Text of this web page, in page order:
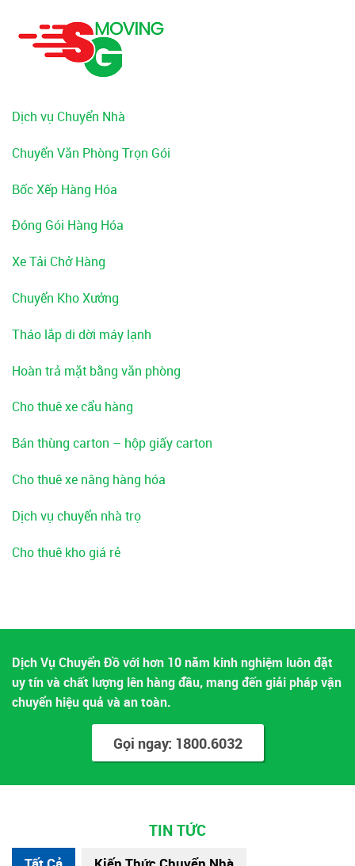
Dịch vụ Chuyển Nhà
Chuyển Văn Phòng Trọn Gói
Bốc Xếp Hàng Hóa
Đóng Gói Hàng Hóa
Xe Tải Chở Hàng
Chuyển Kho Xưởng
Tháo lắp di dời máy lạnh
Hoàn trả mặt bằng văn phòng
Cho thuê xe cẩu hàng
Bán thùng carton – hộp giấy carton
Cho thuê xe nâng hàng hóa
Dịch vụ chuyển nhà trọ
Cho thuê kho giá rẻ
Dịch Vụ Chuyển Đồ với hơn 10 năm kinh nghiệm luôn đặt
uy tín và chất lượng lên hàng đầu, mang đến giải pháp vận
chuyển hiệu quả và an toàn.
Gọi ngay: 1800.6032
TIN TỨC